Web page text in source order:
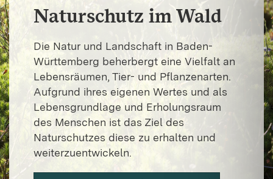
Naturschutz im Wald
Die Natur und Landschaft in Baden-
Württemberg beherbergt eine Vielfalt an
Lebensräumen, Tier- und Pflanzenarten.
Aufgrund ihres eigenen Wertes und als
Lebensgrundlage und Erholungsraum
des Menschen ist das Ziel des
Naturschutzes diese zu erhalten und
weiterzuentwickeln.